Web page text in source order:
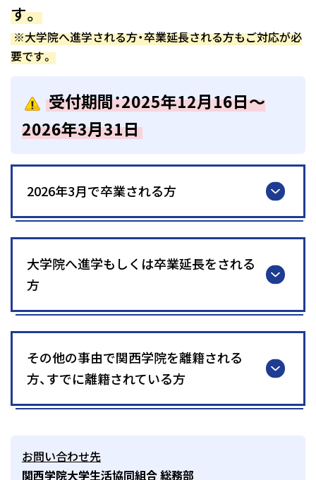
す。
※大学院へ進学される方・卒業延長される方もご対応が必
要です。
受付期間：2025年12月16日～
2026年3月31日
2026年3月で卒業される方
大学院へ進学もしくは卒業延長をされる
方
その他の事由で関西学院を離籍される
方、すでに離籍されている方
お問い合わせ先
関西学院大学生活協同組合 総務部